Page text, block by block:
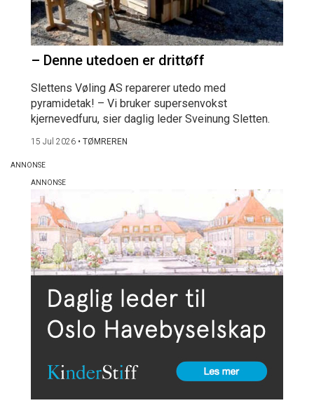
– Denne utedoen er drittøff
Slettens Vøling AS reparerer utedo med
pyramidetak! – Vi bruker supersenvokst
kjernevedfuru, sier daglig leder Sveinung Sletten.
15 Jul 2026 • TØMREREN